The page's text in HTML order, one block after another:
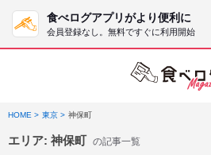
食べログアプリがより便利に
会員登録なし。無料ですぐに利用開始
HOME 東京 神保町
エリア: 神保町 の記事一覧